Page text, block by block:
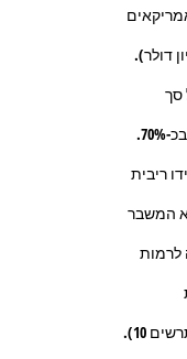
בסך 2 טריליון דולר).
סך
.
ריבית
המשבר
לרמות
10).